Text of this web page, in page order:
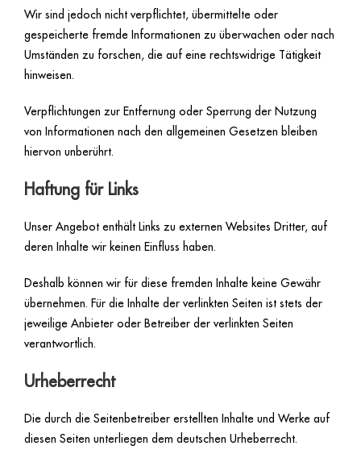
Wir sind jedoch nicht verpflichtet, übermittelte oder
gespeicherte fremde Informationen zu überwachen oder nach
Umständen zu forschen, die auf eine rechtswidrige Tätigkeit
hinweisen.
Verpflichtungen zur Entfernung oder Sperrung der Nutzung
von Informationen nach den allgemeinen Gesetzen bleiben
hiervon unberührt.
Haftung für Links
Unser Angebot enthält Links zu externen Websites Dritter, auf
deren Inhalte wir keinen Einfluss haben.
Deshalb können wir für diese fremden Inhalte keine Gewähr
übernehmen. Für die Inhalte der verlinkten Seiten ist stets der
jeweilige Anbieter oder Betreiber der verlinkten Seiten
verantwortlich.
Urheberrecht
Die durch die Seitenbetreiber erstellten Inhalte und Werke auf
diesen Seiten unterliegen dem deutschen Urheberrecht.